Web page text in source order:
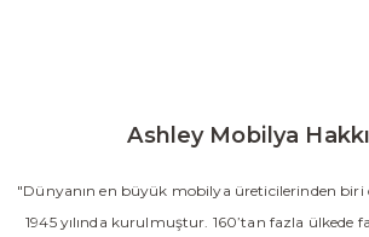
Ashley Mobilya
"Dünyanın en büyük mobilya üreticilerinden biri
1945 yılında kurulmuştur. 160’tan fazla ülkede